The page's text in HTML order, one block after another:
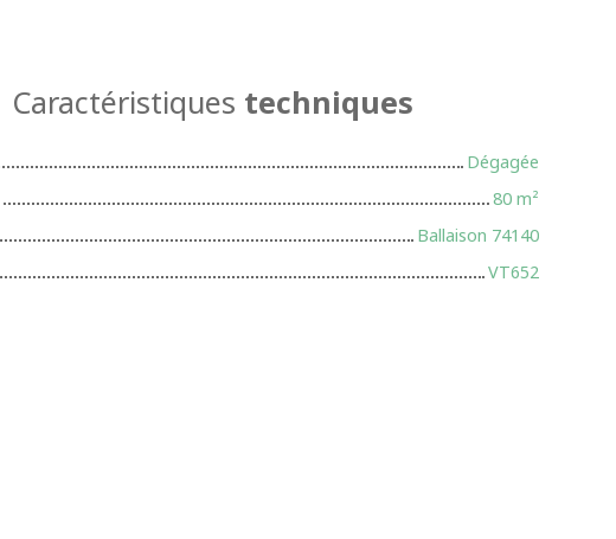
Caractéristiques techniques
Dégagée
80 m²
Ballaison 74140
VT652